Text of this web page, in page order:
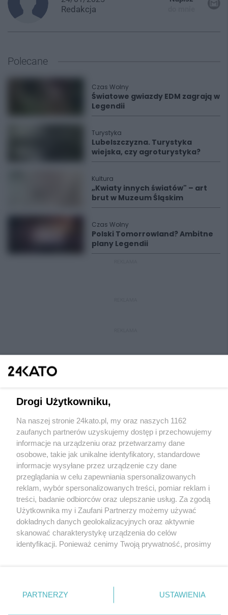
Redakcja
Polecane
Czas Wolny
Światowe gwiazdy EDM zagrają w
Legendii
Turystyka
Lubelszczyzna. Turystyka
wiejska, czy agroturystyka?
Kultura
„Kwiaty innych światów" – art
brut w Muzeum Śląskim
Czas Wolny
Polski Tomorrowland? Ambitne
plany Legendii
Wydawca mediów lokalnych
Nie zapomnij
zapoznać się z:
polityką prywatności regulamin korzystania z portali
Twojemiasto
Piekary Śląskie
Chorzów
Tarnowskie Góry
Gliwice
Skontakuj sięz nami
Kontakt
Wydawca
Redakcja
Drogi Użytkowniku,
Na naszej stronie 24kato.pl, my oraz naszych 1162
zaufanych partnerów uzyskujemy dostęp i przechowujemy
informacje na urządzeniu oraz przetwarzamy dane
osobowe, takie jak unikalne identyfikatory, standardowe
informacje wysyłane przez urządzenie czy dane
przeglądania w celu zapewniania spersonalizowanych
reklam, wybór spersonalizowanych treści, pomiar reklam i
treści, badanie odbiorców oraz ulepszanie usług. Za zgodą
Użytkownika my i Zaufani Partnerzy możemy używać
dokładnych danych geolokalizacyjnych oraz aktywnie
skanować charakterystykę urządzenia do celów
identyfikacji. Ponieważ cenimy Twoją prywatność, prosimy
prywatności znajdujący się w lewym dolnym rogu strony
. Niektóre rodzaje przetwarzania danych nie wymagają
zgody użytkownika, ale masz prawo sprzeciwić się
PARTNERZY USTAWIENIA